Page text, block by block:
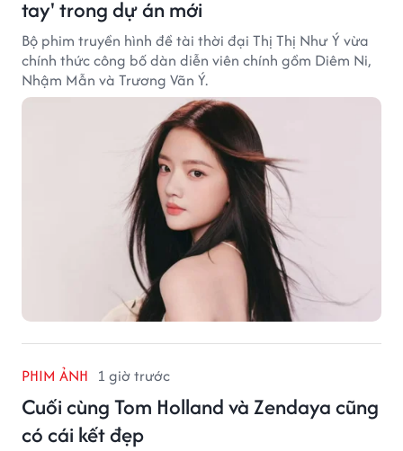
tay' trong dự án mới
Bộ phim truyền hình đề tài thời đại Thị Thị Như Ý vừa
chính thức công bố dàn diễn viên chính gồm Diêm Ni,
Nhậm Mẫn và Trương Vãn Ý.
PHIM ẢNH 1 giờ trước
Cuối cùng Tom Holland và Zendaya cũng
có cái kết đẹp